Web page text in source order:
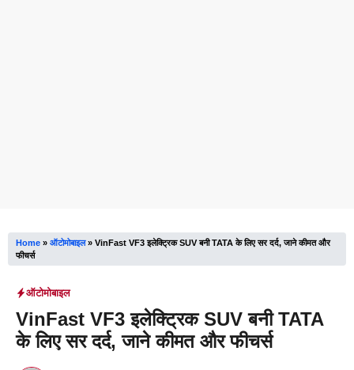
Home » ऑटोमोबाइल» VinFast VF3 इलेक्ट्रिक SUV बनी TATA के लिए सर दर्द, जाने कीमत और
फीचर्स
ऑटोमोबाइल
VinFast VF3 इलेक्ट्रिक SUV बनी TATA
के लिए सर दर्द, जाने कीमत और फीचर्स